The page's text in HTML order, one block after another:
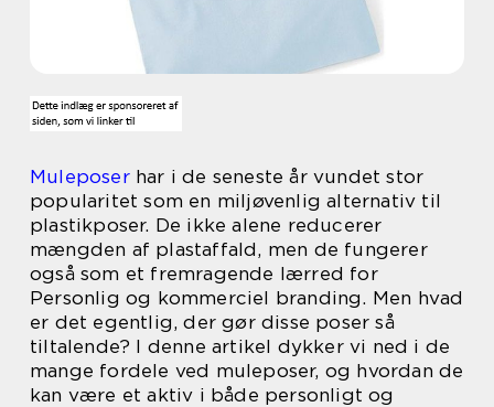
Muleposerhar i de seneste år vundet stor
popularitet som en miljøvenlig alternativ til
plastikposer. De ikke alene reducerer
mængden af plastaffald, men de fungerer
også som et fremragende lærred for
Personlig og kommerciel branding. Men hvad
er det egentlig, der gør disse poser så
tiltalende? I denne artikel dykker vi ned i de
mange fordele ved muleposer, og hvordan de
kan være et aktiv i både personligt og